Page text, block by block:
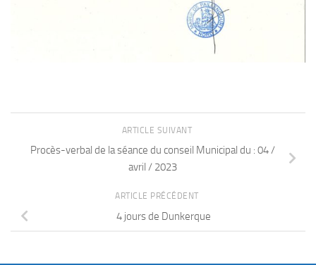
ARTICLE SUIVANT
Procès-verbal de la séance du conseil Municipal du : 04 /
avril / 2023
ARTICLE PRÉCÉDENT
4 jours de Dunkerque